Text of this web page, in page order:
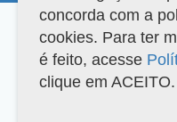
concorda com a
cookies. Para ter
é feito, acesse
clique em ACEITO.